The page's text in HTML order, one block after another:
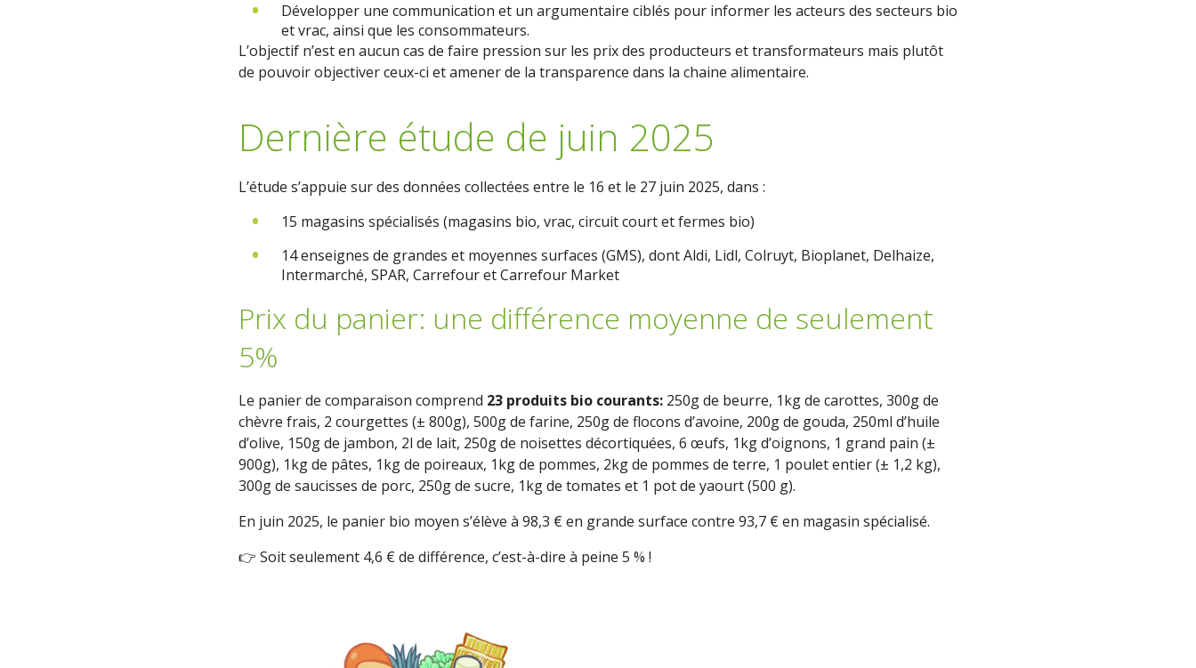
Développer une communication et un argumentaire ciblés pour informer les acteurs des secteurs bio
et vrac, ainsi que les consommateurs.
L’objectif n’est en aucun cas de faire pression sur les prix des producteurs et transformateurs mais plutôt
de pouvoir objectiver ceux-ci et amener de la transparence dans la chaine alimentaire.
Dernière étude de juin 2025
L’étude s’appuie sur des données collectées entre le 16 et le 27 juin 2025, dans :
15 magasins spécialisés (magasins bio, vrac, circuit court et fermes bio)
14 enseignes de grandes et moyennes surfaces (GMS), dont Aldi, Lidl, Colruyt, Bioplanet, Delhaize,
Intermarché, SPAR, Carrefour et Carrefour Market
Prix du panier: une différence moyenne de seulement
5%
Le panier de comparaison comprend 23 produits bio courants: 250g de beurre, 1kg de carottes, 300g de
chèvre frais, 2 courgettes (± 800g), 500g de farine, 250g de flocons d’avoine, 200g de gouda, 250ml d’huile
d’olive, 150g de jambon, 2l de lait, 250g de noisettes décortiquées, 6 œufs, 1kg d’oignons, 1 grand pain (±
900g), 1kg de pâtes, 1kg de poireaux, 1kg de pommes, 2kg de pommes de terre, 1 poulet entier (± 1,2 kg),
300g de saucisses de porc, 250g de sucre, 1kg de tomates et 1 pot de yaourt (500 g).
En juin 2025, le panier bio moyen s’élève à 98,3 € en grande surface contre 93,7 € en magasin spécialisé.
👉 Soit seulement 4,6 € de différence, c’est-à-dire à peine 5 % !